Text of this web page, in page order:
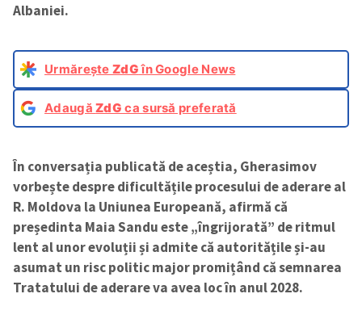
Albaniei.
Urmărește ZdGîn Google News
AdaugăZdG ca sursă preferată
În conversația publicată de aceștia, Gherasimov
vorbește despre dificultățile procesului de aderare al
R. Moldova la Uniunea Europeană, afirmă că
președinta Maia Sandu este „îngrijorată” de ritmul
lent al unor evoluții și admite că autoritățile și-au
asumat un risc politic major promițând că semnarea
Tratatului de aderare va avea loc în anul 2028.